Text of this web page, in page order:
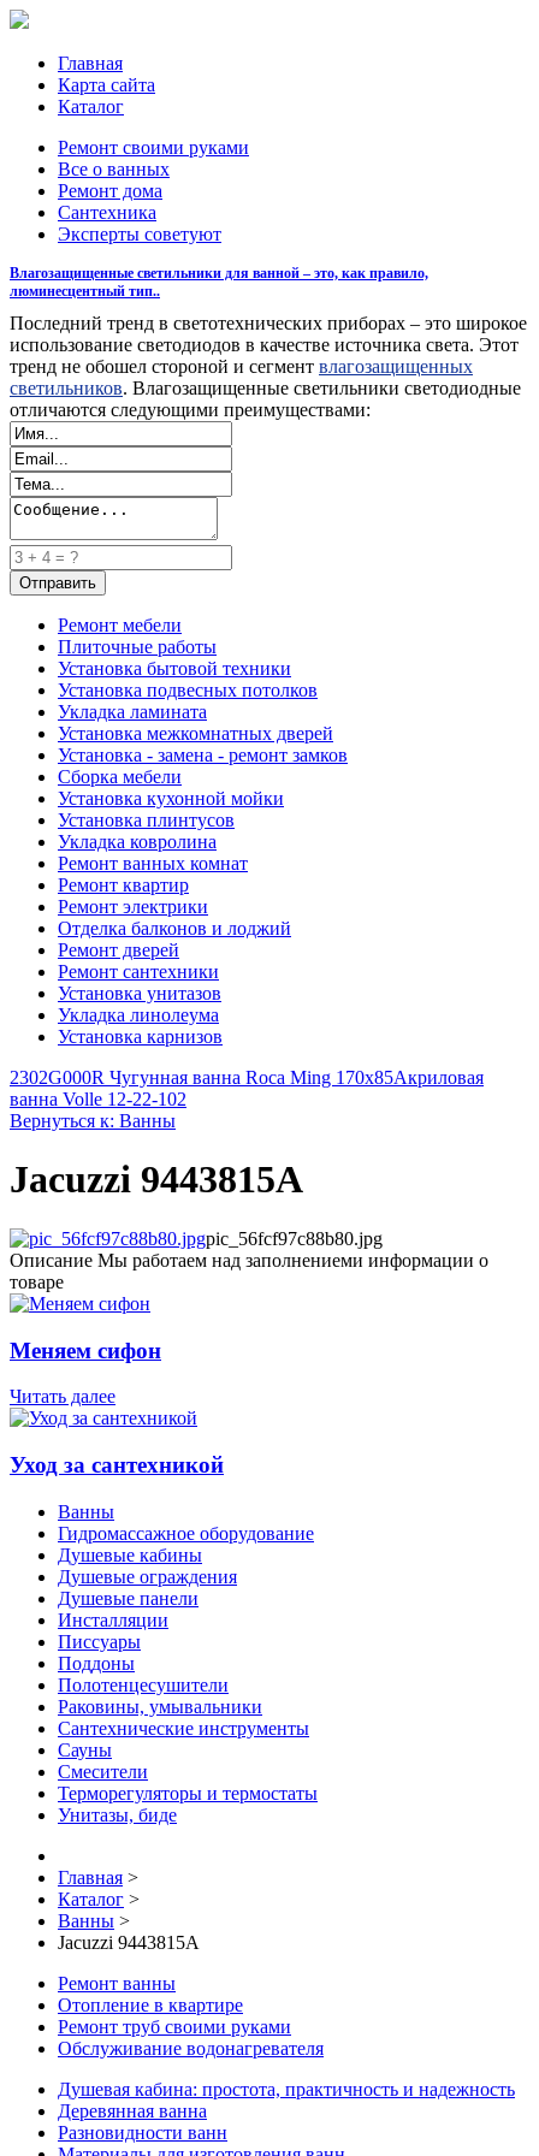
Главная
Карта сайта
Каталог
Ремонт своими руками
Все о ванных
Ремонт дома
Сантехника
Эксперты советуют
Влагозащищенные светильники для ванной – это, как правило,
люминесцентный тип..
Последний тренд в светотехнических приборах – это широкое
использование светодиодов в качестве источника света. Этот
тренд не обошел стороной и сегмент влагозащищенных
светильников. Влагозащищенные светильники светодиодные
отличаются следующими преимуществами:
Ремонт мебели
Плиточные работы
Установка бытовой техники
Установка подвесных потолков
Укладка ламината
Установка межкомнатных дверей
Установка - замена - ремонт замков
Сборка мебели
Установка кухонной мойки
Установка плинтусов
Укладка ковролина
Ремонт ванных комнат
Ремонт квартир
Ремонт электрики
Отделка балконов и лоджий
Ремонт дверей
Ремонт сантехники
Установка унитазов
Укладка линолеума
Установка карнизов
2302G000R Чугунная ванна Roca Ming 170x85Акриловая
ванна Volle 12-22-102
Вернуться к: Ванны
Jacuzzi 9443815A
pic_56fcf97c88b80.jpg
Описание Мы работаем над заполнениеми информации о
товаре
Меняем сифон
Читать далее
Уход за сантехникой
Ванны
Гидромассажное оборудование
Душевые кабины
Душевые ограждения
Душевые панели
Инсталляции
Писсуары
Поддоны
Полотенцесушители
Раковины, умывальники
Сантехнические инструменты
Сауны
Смесители
Терморегуляторы и термостаты
Унитазы, биде
Главная >
Каталог >
Ванны >
Jacuzzi 9443815A
Ремонт ванны
Отопление в квартире
Ремонт труб своими руками
Обслуживание водонагревателя
Душевая кабина: простота, практичность и надежность
Деревянная ванна
Разновидности ванн